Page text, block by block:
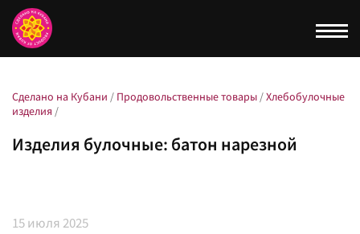
Сделано на Кубани / Продовольственные товары /Хлебобулочные
изделия /
Изделия булочные: батон нарезной
15июля 2025